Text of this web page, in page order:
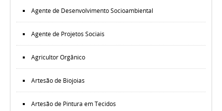
Agente de Desenvolvimento Socioambiental
Agente de Projetos Sociais
Agricultor Orgânico
Artesão de Biojoias
Artesão de Pintura em Tecidos